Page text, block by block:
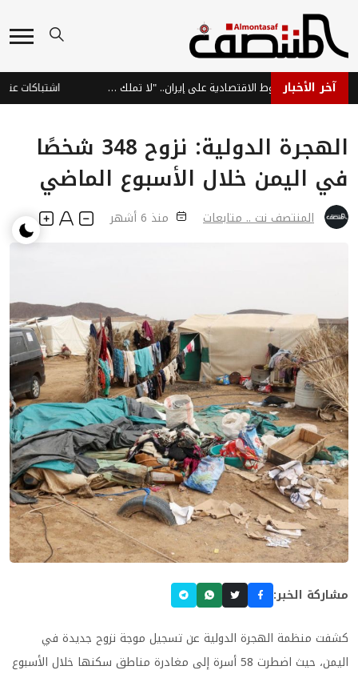
آخر الأخبار ترامب: نراقب الضغوط الاقتصادية على إيران.. "لا تملك الأموال" اشتباكات
الهجرة الدولية: نزوح 348 شخصًا
في اليمن خلال الأسبوع الماضي
المنتصف نت .. متابعات منذ 6 أشهر
مشاركة الخبر:
كشفت منظمة الهجرة الدولية عن تسجيل موجة نزوح جديدة في
اليمن، حيث اضطرت 58 أسرة إلى مغادرة مناطق سكنها خلال الأسبوع